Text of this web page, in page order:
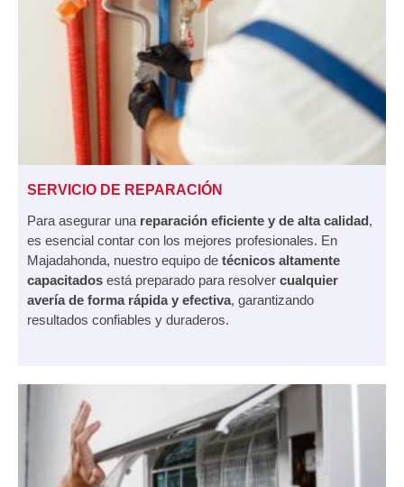
SERVICIO DE REPARACIÓN
Para asegurar una reparación eficiente y de alta calidad,
es esencial contar con los mejores profesionales. En
Majadahonda, nuestro equipo de técnicos altamente
capacitados está preparado para resolver cualquier
avería de forma rápida y efectiva, garantizando
resultados confiables y duraderos.